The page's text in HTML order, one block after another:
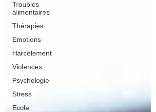
Troubles
alimentaires
Thérapies
Emotions
Harcèlement
Violences
Psychologie
Stress
Ecole